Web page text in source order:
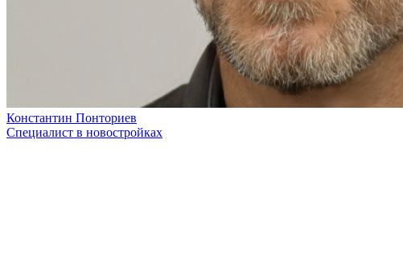
Константин Понториев
Специалист в новостройках